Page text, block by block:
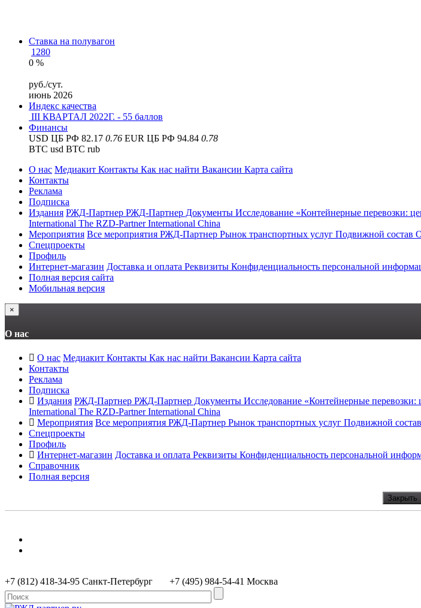
Ставка на полувагон
1280
0 %
руб./сут.
июнь 2026
Индекс качества
III КВАРТАЛ 2022Г. - 55 баллов
Финансы
USD ЦБ РФ 82.17 0.76 EUR ЦБ РФ 94.84 0.78
BTC usd BTC rub
О нас Медиакит Контакты Как нас найти Вакансии Карта сайта
Контакты
Реклама
Подписка
Издания РЖД-Партнер РЖД-Партнер Документы Исследование «Контейнерные перевозки:
International The RZD-Partner International China
Мероприятия Все мероприятия РЖД-Партнер Рынок транспортных услуг Подвижной состав
Спецпроекты
Профиль
Интернет-магазин Доставка и оплата Реквизиты Конфиденциальность персональной
Полная версия сайта
Мобильная версия
×
О нас
О нас Медиакит Контакты Как нас найти Вакансии Карта сайта
Контакты
Реклама
Подписка
Издания РЖД-Партнер РЖД-Партнер Документы Исследование «Контейнерные
International The RZD-Partner International China
Мероприятия Все мероприятия РЖД-Партнер Рынок транспортных услуг Подвижной состав
Спецпроекты
Профиль
Интернет-магазин Доставка и оплата Реквизиты Конфиденциальность персональной
Справочник
Полная версия
Закрыть
+7 (812) 418-34-95 Санкт-Петербург +7 (495) 984-54-41 Москва